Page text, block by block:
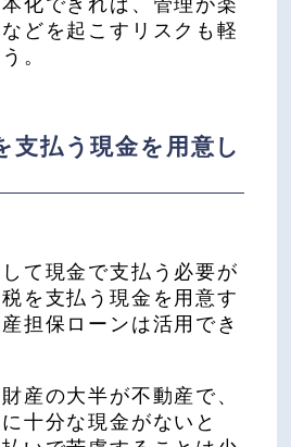
どを起こすリスクも軽
。
支払う現金を用意し
て現金で支払う必要が
を支払う現金を用意す
担保ローンは活用でき
産の大半が不動産で、
十分な現金がないと